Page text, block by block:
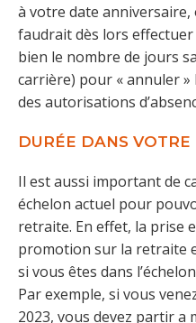
à votre date
faudrait dès lors
bien le nombre de jours
carrière) pour « annuler »
des autorisations
DURÉE DANS VOTRE
Il est aussi important de
échelon actuel pour
retraite. En effet, la prise
promotion sur la retraite
si vous êtes dans
Par exemple, si vous
2023, vous devez partir a